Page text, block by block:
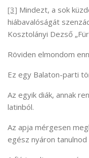
[3] Mindezt, a sok
hiábavalóságát
Kosztolányi Dezső
Röviden elmondom
Ez egy Balaton-parti
Az egyik diák, annak
latinból.
Az apja mérgesen
egész nyáron tanulnod